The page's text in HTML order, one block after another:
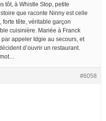
tôt, à Whistle Stop, petite
que raconte Ninny est celle
forte tête, véritable garçon
cuisinière. Mariée à Franck
appeler Idgie au secours, et
d’ouvrir un restaurant.
#6058